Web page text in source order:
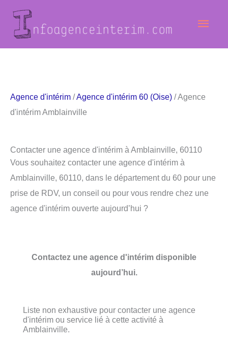
contenu
Agence d'intérim /Agence d'intérim 60 (Oise) / Agence
d'intérim Amblainville
Contacter une agence d'intérim à Amblainville, 60110
Vous souhaitez contacter une agence d'intérim à
Amblainville, 60110, dans le département du 60 pour une
prise de RDV, un conseil ou pour vous rendre chez une
agence d'intérim ouverte aujourd’hui ?
Contactez une agence d'intérim disponible
aujourd’hui.
Liste non exhaustive pour contacter une agence
d'intérim ou service lié à cette activité à
Amblainville.